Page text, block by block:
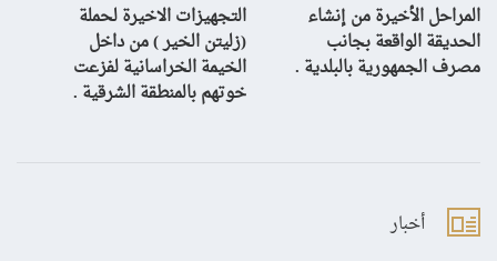
المراحل الأخيرة من إنشاء
الحديقة الواقعة بجانب
مصرف الجمهورية بالبلدية .
التجهيزات الاخيرة لحملة
(زليتن الخير ) من داخل
الخيمة الخراسانية لفزعت
خوتهم بالمنطقة الشرقية .
أخبار